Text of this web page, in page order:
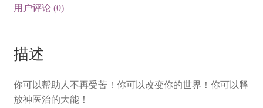
to
量
用户评论 (0)
描述
你可以帮助人不再受苦！你可以改变你的世界！你可以释
放神医治的大能！